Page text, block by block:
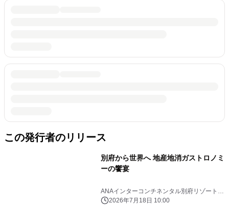
この発行者のリリース
別府から世界へ 地産地消ガストロノミ
ーの饗宴
ANAインターコンチネンタル別府リゾート＆
スパ2026年7月18日 10:00